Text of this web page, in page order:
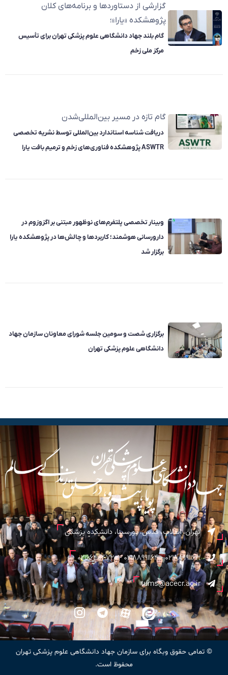
گزارشی از دستاوردها و برنامه‌های کلان
پژوهشکده «یارا»؛
گام بلند جهاد دانشگاهی علوم پزشکی تهران برای تأسیس
مرکز ملی زخم
گام تازه در مسیر بین‌المللی‌شدن
دریافت شناسه استاندارد بین‌المللی توسط نشریه تخصصی
ASWTR پژوهشکده فناوری‌های زخم و ترمیم بافت یارا
وبینار تخصصی پلتفرم‌های نوظهور مبتنی بر اگزوزوم در
دارورسانی هوشمند؛ کاربردها و چالش‌ها در پژوهشکده یارا
برگزار شد
برگزاری شصت و سومین جلسه شورای معاونان سازمان جهاد
دانشگاهی علوم پزشکی تهران
تهران، انقلاب، قدس، پورسینا، دانشکده پزشکی
02188991163 - 02188991164 - 02166404720
tums@acecr.ac.ir
© تمامی حقوق وبگاه برای سازمان جهاد دانشگاهی علوم پزشکی تهران
محفوظ است.